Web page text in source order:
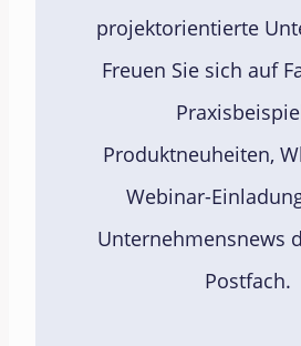
projektorientierte
Freuen Sie sich auf
Produktneuheiten,
Webinar-
Unternehmensnews
Postfach.